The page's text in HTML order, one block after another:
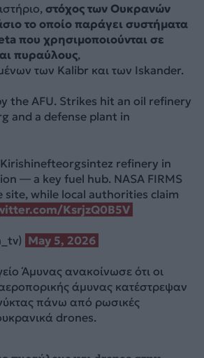
στόχος των Ουκρανών
το οποίο παράγει συστήματα
που χρησιμοποιούνται σε
πυραύλους,
των Kalibr και των Iskander.
the AFU. Strikes hit an oil refinery
and a defense plant in
refinery in
— a key fuel hub. NASA FIRMS
site, while local authorities claim
KsrjzQ0B5V
May 5, 2026
Άμυνας ανακοίνωσε ότι οι
άμυνας κατέστρεψαν
πάνω από ρωσικές
drones.